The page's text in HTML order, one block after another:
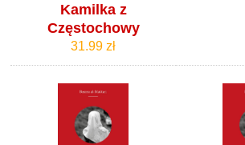
Kamilka z
Częstochowy
31.99 zł